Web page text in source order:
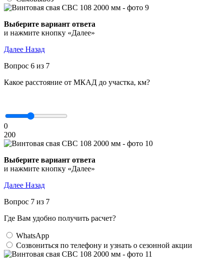
Выберите вариант ответа
и нажмите кнопку «Далее»
Далее Назад
Вопрос 6 из 7
Какое расстояние от МКАД до участка, км?
0
200
Выберите вариант ответа
и нажмите кнопку «Далее»
Далее Назад
Вопрос 7 из 7
Где Вам удобно получить расчет?
WhatsApp
Созвониться по телефону и узнать о сезонной акции